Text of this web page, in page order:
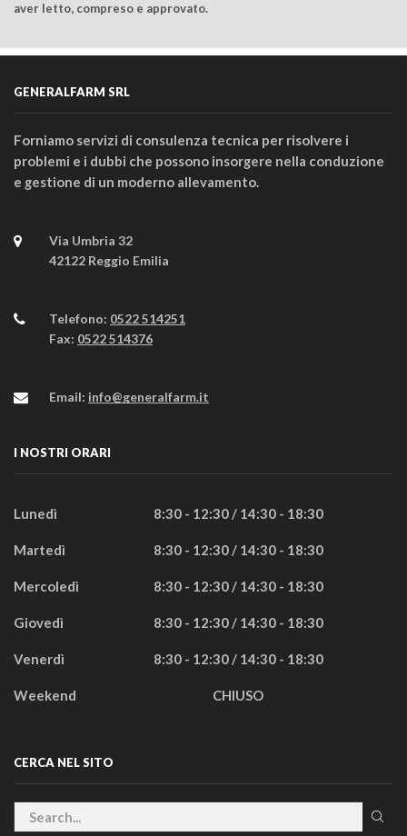
aver letto, compreso e approvato.
GENERALFARM SRL
Forniamo servizi di consulenza tecnica per risolvere i
problemi e i dubbi che possono insorgere nella conduzione
e gestione di un moderno allevamento.
Via Umbria 32
42122 Reggio Emilia
Telefono: 0522 514251
Fax: 0522 514376
Email: info@generalfarm.it
I NOSTRI ORARI
Lunedì 8:30 - 12:30 / 14:30 - 18:30
Martedì 8:30 - 12:30 / 14:30 - 18:30
Mercoledì 8:30 - 12:30 / 14:30 - 18:30
Giovedì 8:30 - 12:30 / 14:30 - 18:30
Venerdì 8:30 - 12:30 / 14:30 - 18:30
Weekend CHIUSO
CERCA NEL SITO